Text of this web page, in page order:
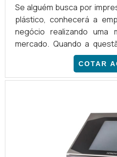
Se alguém busca por
plástico, conhecerá a
negócio realizando uma
mercado. Quando a
validade em plástico,
encontrar precisão com
resultados dos
competência e excelência
COTAR